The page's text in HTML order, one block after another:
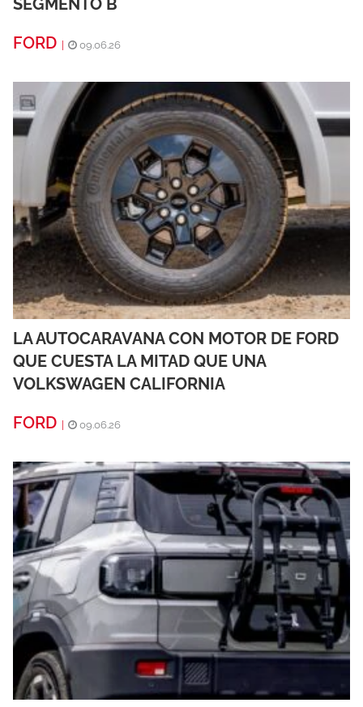
FORD | 09.06.26
LA AUTOCARAVANA CON MOTOR DE FORD
QUE CUESTA LA MITAD QUE UNA
VOLKSWAGEN CALIFORNIA
FORD
09.06.26